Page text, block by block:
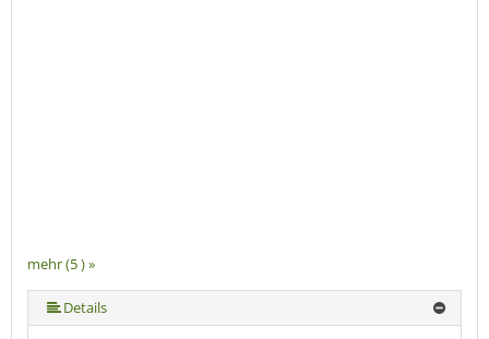
mehr (5 ) »
mehr (5 ) »
Details